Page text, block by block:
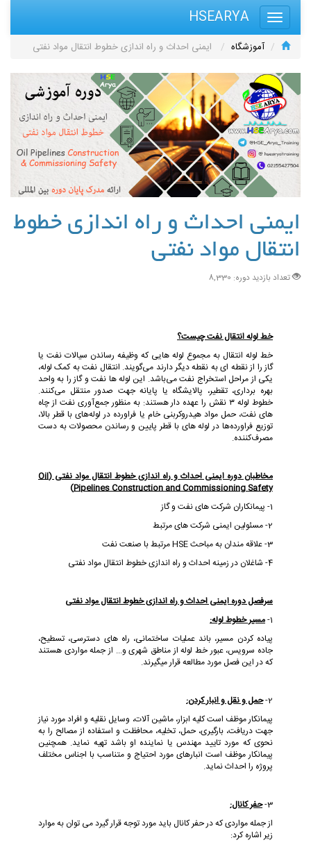
HSEARYA
آموزشگاه ایمنی احداث و راه اندازی خطوط انتقال مواد نفتی
ایمنی احداث و راه اندازی خطوط
انتقال مواد نفتی
تعداد بازدید دوره: 8,330
خط لوله انتقال نفت چیست؟
خط لوله انتقال به مجموع لوله‌ هایی که وظیفه رساندن سیالات نفت یا
گاز را از نقطه ‌ای به نقطه دیگر دارند می‌گویند. انتقال نفت به کمک لوله،
یکی از مراحل استخراج نفت می‌باشد. این لوله ‌ها نفت و گاز را به واحد
بهره‌ برداری، تقطیر، پالایشگاه یا پایانه جهت صدور منتقل می‌کنند.
خطوط لوله ۳ نقش را عهده ‌دار هستند
: به منظور جمع‌آوری نفت از چاه
های نفت، حمل مواد هیدروکربنی خام یا فراورده در لوله‌های با قطر بالا،
توزیع فراورده‌ها در لوله ‌های با قطر پایین و رساندن محصولات به دست
مصرف‌کننده.
مخاطبان دوره ایمنی احداث و راه اندازی خطوط انتقال مواد نفتی (Oil
Pipelines Construction and Commissioning Safety)
1- پیمانکاران شرکت های نفت و گاز
2- مسئولین ایمنی شرکت های مرتبط
3- علاقه مندان به مباحث HSE مرتبط با صنعت نفت
4- شاغلان در زمینه احداث و راه اندازی خطوط انتقال مواد نفتی
سرفصل دوره ایمنی احداث و راه اندازی خطوط انتقال مواد نفتی
1- مسیر خطوط لوله:
پیاده کردن مسیر، باند عملیات ساختمانی، راه های دسترسی، تسطیح،
جاده سرویس، عبور خط لوله از مناطق شهری و... از جمله مواردی هستند
که در این فصل مورد مطالعه قرار میگیرند.
2- حمل و نقل و انبار کردن:
پیمانکار موظف است کلیه ابزار، ماشین آلات، وسایل نقلیه و افراد مورد نیاز
جهت دریافت، بارگیری، حمل، تخلیه، محافظت و استفاده از مصالح را به
نحوی که مورد تایید مهندس یا نماینده او باشد تهیه نماید. همچنین
پیمانکار موظف است انبارهای مورد احتیاج و متناسب با اجناس مختلف
پروژه را احداث نماید.
3- حفر کانال:
از جمله مواردی که در حفر کانال باید مورد توجه قرار گیرد می توان به موارد
زیر اشاره کرد: